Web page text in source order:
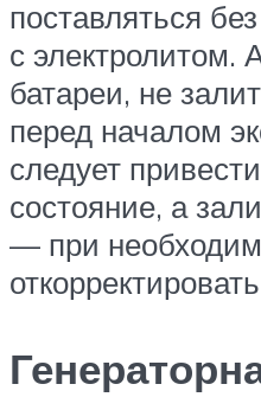
поставляться
с электролитом.
батареи, не
перед началом
следует
состояние, а
— при